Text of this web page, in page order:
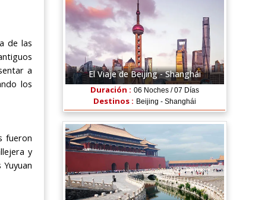
de las
a
los
fueron
y
El Viaje de Beijing - Shanghái
Duración : 06 Noches / 07 Días
Destinos : Beijing - Shanghái